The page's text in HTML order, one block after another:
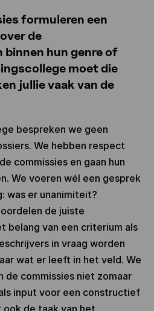
formuleren een
de
binnen hun genre of
moet die
jullie vaak van de
bespreken we geen
We hebben respect
commissies en gaan hun
We voeren wél een gesprek
was er unanimiteit?
de juiste
belang van een criterium als
in vraag worden
wat er leeft in het veld. We
de commissies niet zomaar
input voor een constructief